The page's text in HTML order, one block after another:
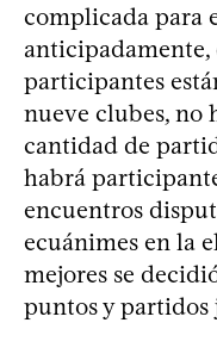
complicada para
anticipadamente,
participantes
nueve clubes, no
cantidad de
habrá
encuentros
ecuánimes en la
mejores se
puntos y partidos